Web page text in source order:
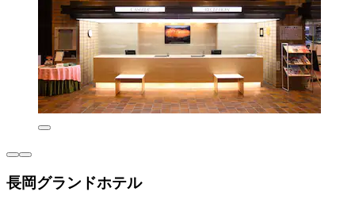
長岡グランドホテル